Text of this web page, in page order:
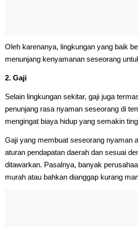
Oleh karenanya, lingkungan yang baik
menunjang kenyamanan seseorang
2. Gaji
Selain lingkungan sekitar, gaji juga
penunjang rasa nyaman seseorang di
mengingat biaya hidup yang semakin
Gaji yang membuat seseorang nyaman
aturan pendapatan daerah dan sesuai
ditawarkan. Pasalnya, banyak
murah atau bahkan dianggap kurang